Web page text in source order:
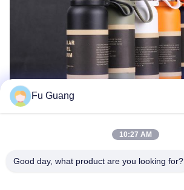
Fu Guang
10:27 AM
Good day, what product are you looking for?